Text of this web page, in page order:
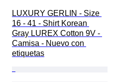
LUXURY GERLIN - Size
16 - 41 - Shirt Korean
Gray LUREX Cotton 9V -
Camisa - Nuevo con
etiquetas